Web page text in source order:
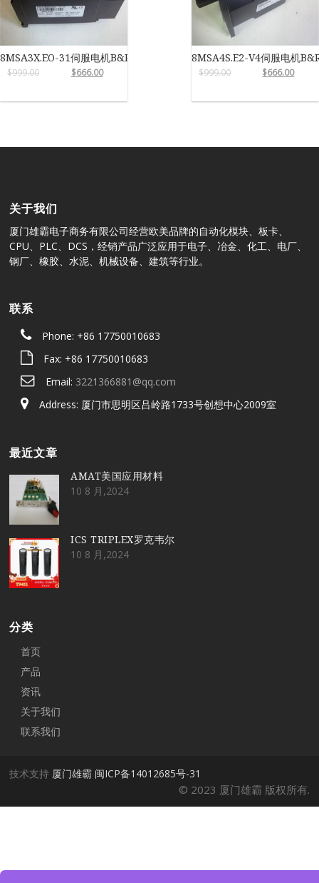
8MSA3X.EO-31伺服电机B&R
$999.00 $666.00
8MSA4S.E2-V4伺服电机
$999.00 $666.00
关于我们
厦门雄霸电子商务有限公司经营欧美品牌的自动化模块、板卡、
CPU、PLC、DCS，经销产品广泛应用于电子、冶金、化工、电厂、
钢厂、橡胶、水泥、机械设备、建筑等行业。
联系
Phone: +86 17750010683
Fax: +86 17750010683
Email: 3221366881@qq.com
Address: 厦门市思明区吕岭路1733号创想中心2009室
最近文章
AMAT美国应用材料
10 8 月,2024
ICS TRIPLEX罗克韦尔
10 8 月,2024
分类
首页
产品
资讯
关于我们
联系我们
技术支持 厦门雄霸 闽ICP备14012685号-31
© 2023 厦门雄霸 版权所有.